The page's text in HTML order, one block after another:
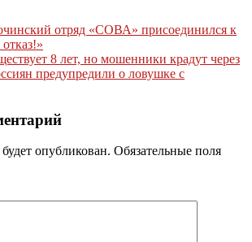
отряд «СОВА» присоединился к
8 лет, но мошенники крадут через
предупредили о ловушке с
опубликован. Обязательные поля